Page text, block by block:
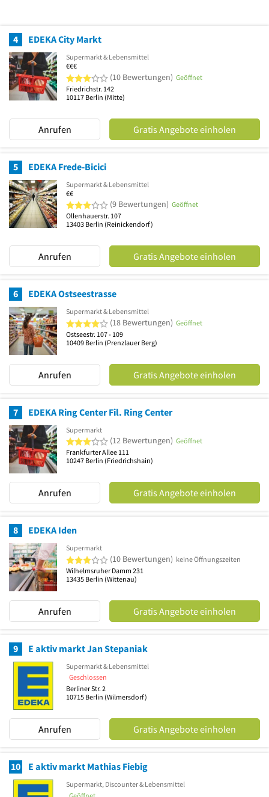
4 EDEKA City Markt
Supermarkt & Lebensmittel
€€€
3 von 5 Sternen
(10 Bewertungen) Geöffnet
Friedrichstr. 142
10117 Berlin (Mitte)
Anrufen Gratis Angebote einholen
5 EDEKA Frede-Bicici
Supermarkt & Lebensmittel
€€
3 von 5 Sternen
(9 Bewertungen) Geöffnet
Ollenhauerstr. 107
13403 Berlin (Reinickendorf)
Anrufen Gratis Angebote einholen
6 EDEKA Ostseestrasse
Supermarkt & Lebensmittel
4 von 5 Sternen
(18 Bewertungen) Geöffnet
Ostseestr. 107 - 109
10409 Berlin (Prenzlauer Berg)
Anrufen Gratis Angebote einholen
7 EDEKA Ring Center Fil. Ring Center
Supermarkt
3 von 5 Sternen
(12 Bewertungen) Geöffnet
Frankfurter Allee 111
10247 Berlin (Friedrichshain)
Anrufen Gratis Angebote einholen
8 EDEKA Iden
Supermarkt
3 von 5 Sternen
(10 Bewertungen) keine Öffnungszeiten
Wilhelmsruher Damm 231
13435 Berlin (Wittenau)
Anrufen Gratis Angebote einholen
9 E aktiv markt Jan Stepaniak
Supermarkt & Lebensmittel
Geschlossen
Berliner Str. 2
10715 Berlin (Wilmersdorf)
Anrufen Gratis Angebote einholen
10 E aktiv markt Mathias Fiebig
Supermarkt, Discounter & Lebensmittel